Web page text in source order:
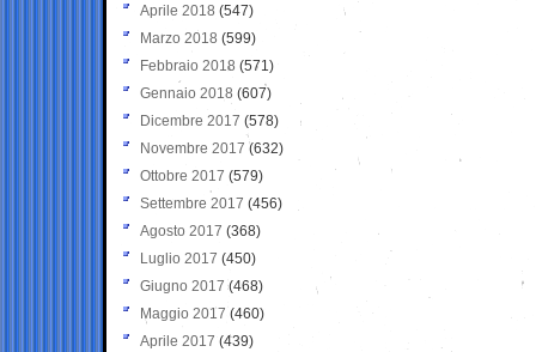
Aprile 2018 (547)
Marzo 2018 (599)
Febbraio 2018 (571)
Gennaio 2018 (607)
Dicembre 2017 (578)
Novembre 2017 (632)
Ottobre 2017 (579)
Settembre 2017 (456)
Agosto 2017 (368)
Luglio 2017 (450)
Giugno 2017 (468)
Maggio 2017 (460)
Aprile 2017 (439)